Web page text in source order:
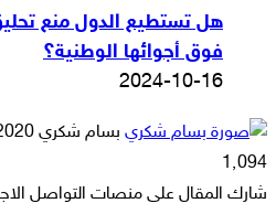
هل تستطيع الدول منع
فوق أجوائها الوطنية؟
2024-10-16
بسام شكري أرسل
07-21
1٬094
شارك المقال على منصات التواصل